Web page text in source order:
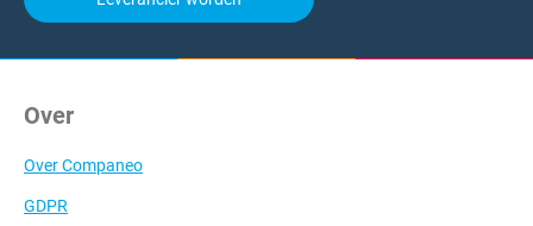
Over
Over Companeo
GDPR